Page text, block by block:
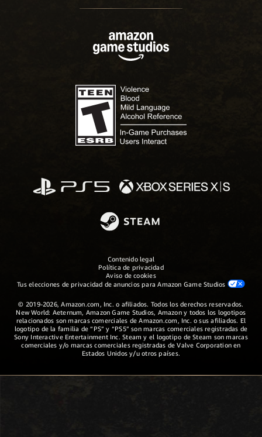
Contenido legal
Política de privacidad
Aviso de cookies
Tus elecciones de privacidad de anuncios para Amazon Game Studios
© 2019-2026, Amazon.com, Inc. o afiliados. Todos los derechos reservados.
New World: Aeternum, Amazon Game Studios, Amazon y todos los logotipos
relacionados son marcas comerciales de Amazon.com, Inc. o sus afiliados. El
logotipo de la familia de “PS” y “PS5” son marcas comerciales registradas de
Sony Interactive Entertainment Inc. Steam y el logotipo de Steam son marcas
comerciales y/o marcas comerciales registradas de Valve Corporation en
Estados Unidos y/u otros países.